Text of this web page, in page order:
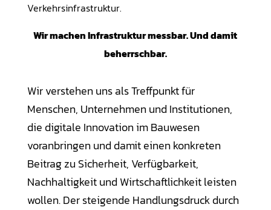
Verkehrsinfrastruktur.
Wir machen Infrastruktur messbar. Und damit
beherrschbar.
Wir verstehen uns als Treffpunkt für
Menschen, Unternehmen und Institutionen,
die digitale Innovation im Bauwesen
voranbringen und damit einen konkreten
Beitrag zu Sicherheit, Verfügbarkeit,
Nachhaltigkeit und Wirtschaftlichkeit leisten
wollen. Der steigende Handlungsdruck durch